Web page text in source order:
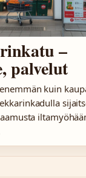
–
palvelut
kuin